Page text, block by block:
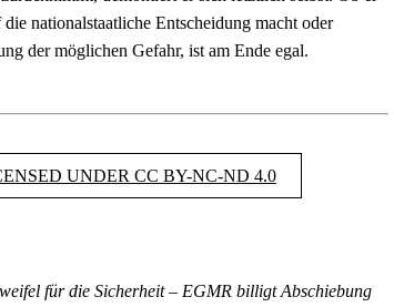
nationalstaatliche Entscheidung macht oder
der möglichen Gefahr, ist am Ende egal.
UNDER CC BY-NC-ND 4.0
für die Sicherheit – EGMR billigt Abschiebung